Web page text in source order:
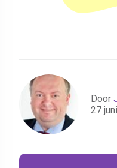
Door
27